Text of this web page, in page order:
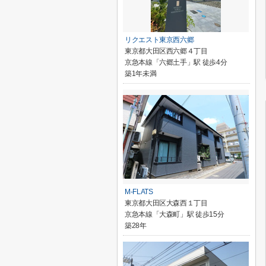
リクエスト東京西六郷
東京都大田区西六郷４丁目
京急本線「六郷土手」駅 徒歩4分
築1年未満
M-FLATS
東京都大田区大森西１丁目
京急本線「大森町」駅 徒歩15分
築28年